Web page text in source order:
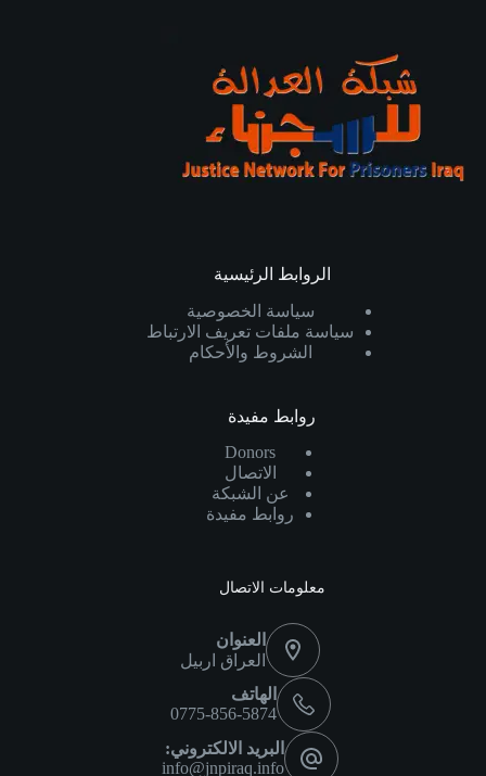
الروابط الرئيسية
سياسة الخصوصية
سياسة ملفات تعريف الارتباط
الشروط والأحكام
روابط مفيدة
Donors
الاتصال
عن الشبكة
روابط مفيدة
معلومات الاتصال
العنوان
العراق اربيل
الهاتف
0775-856-5874
البريد الالكتروني:
info@jnpiraq.info